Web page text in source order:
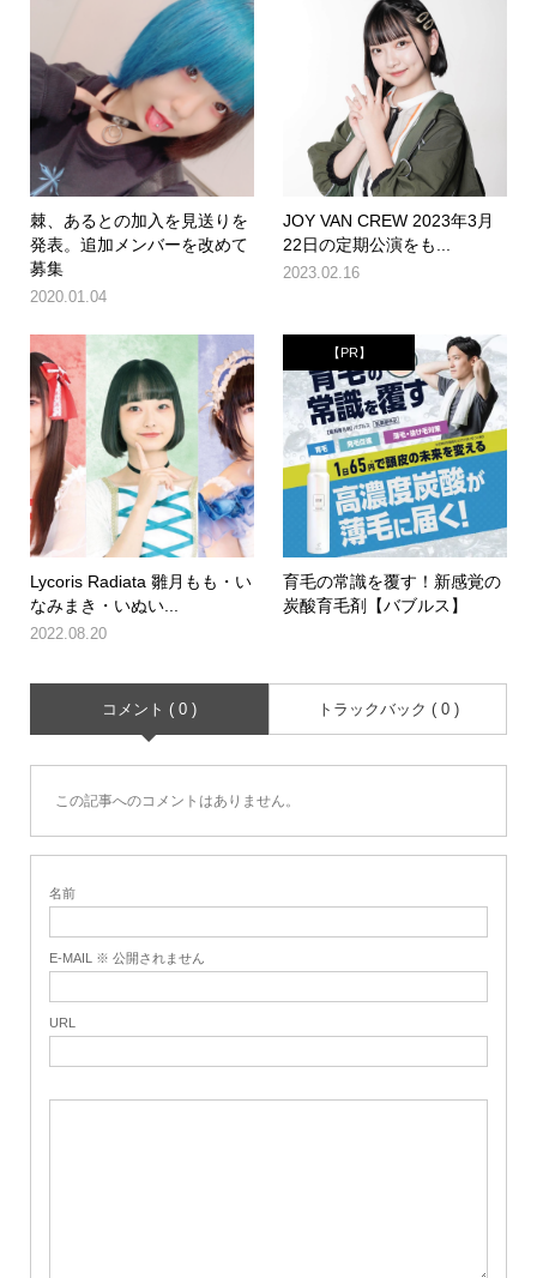
棘、あるとの加入を見送りを
発表。追加メンバーを改めて
募集
2020.01.04
JOY VAN CREW 2023年3月
22日の定期公演をも...
2023.02.16
Lycoris Radiata 雛月もも・い
なみまき・いぬい...
2022.08.20
【PR】
育毛の常識を覆す！新感覚の
炭酸育毛剤【バブルス】
コメント ( 0 ) トラックバック ( 0 )
この記事へのコメントはありません。
名前
E-MAIL ※ 公開されません
URL